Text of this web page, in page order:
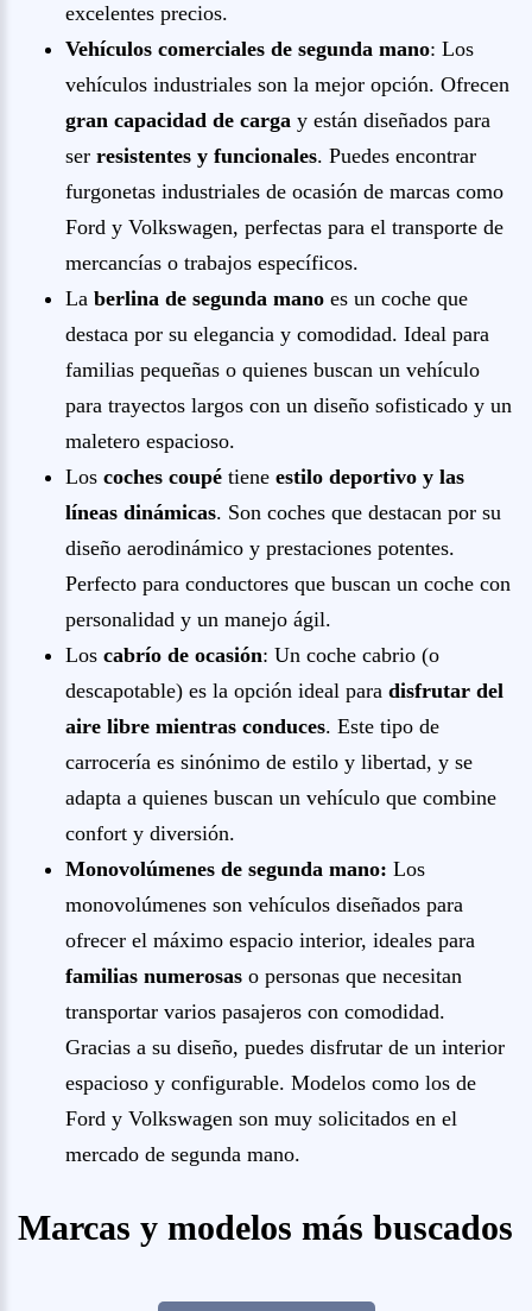
excelentes precios.
Vehículos comerciales de segunda mano: Los
vehículos industriales son la mejor opción. Ofrecen
gran capacidad de carga y están diseñados para
ser resistentes y funcionales. Puedes encontrar
furgonetas industriales de ocasión de marcas como
Ford y Volkswagen, perfectas para el transporte de
mercancías o trabajos específicos.
La berlina de segunda mano es un coche que
destaca por su elegancia y comodidad. Ideal para
familias pequeñas o quienes buscan un vehículo
para trayectos largos con un diseño sofisticado y un
maletero espacioso.
Los coches coupé tiene estilo deportivo y las
líneas dinámicas. Son coches que destacan por su
diseño aerodinámico y prestaciones potentes.
Perfecto para conductores que buscan un coche con
personalidad y un manejo ágil.
Los cabrío de ocasión: Un coche cabrio (o
descapotable) es la opción ideal para disfrutar del
aire libre mientras conduces. Este tipo de
carrocería es sinónimo de estilo y libertad, y se
adapta a quienes buscan un vehículo que combine
confort y diversión.
Monovolúmenes de segunda mano: Los
monovolúmenes son vehículos diseñados para
ofrecer el máximo espacio interior, ideales para
familias numerosas o personas que necesitan
transportar varios pasajeros con comodidad.
Gracias a su diseño, puedes disfrutar de un interior
espacioso y configurable. Modelos como los de
Ford y Volkswagen son muy solicitados en el
mercado de segunda mano.
Marcas y modelos más buscados